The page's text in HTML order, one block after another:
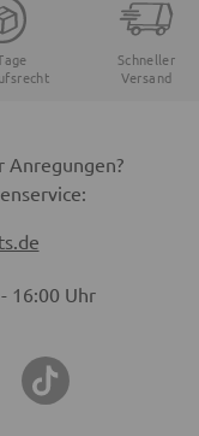
Schneller
Versand
Anregungen?
16:00 Uhr